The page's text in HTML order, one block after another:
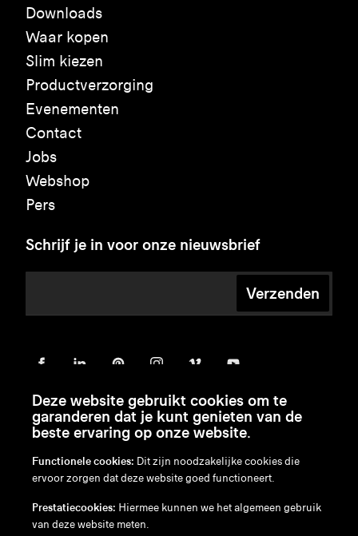
Downloads
Waar kopen
Slim kiezen
Productverzorging
Evenementen
Contact
Jobs
Webshop
Pers
Schrijf je in voor onze nieuwsbrief
Verzenden
en/nl/fr/de
Disclaimer
Deze website gebruikt cookies om te
garanderen dat je kunt genieten van de
beste ervaring op onze website.
Functionele cookies: Dit zijn noodzakelijke cookies die
ervoor zorgen dat deze website goed functioneert.
Prestatiecookies: Hiermee kunnen we het algemeen gebruik
van deze website meten.